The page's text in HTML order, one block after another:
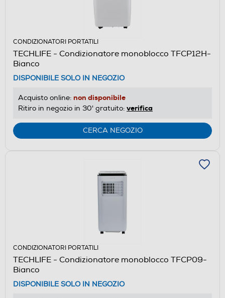
CONDIZIONATORI PORTATILI
TECHLIFE - Condizionatore monoblocco TFCP12H-
Bianco
DISPONIBILE SOLO IN NEGOZIO
Acquisto online: non disponibile
Ritiro in negozio in 30' gratuito: verifica
CERCA NEGOZIO
CONDIZIONATORI PORTATILI
TECHLIFE - Condizionatore monoblocco TFCP09-
Bianco
DISPONIBILE SOLO IN NEGOZIO